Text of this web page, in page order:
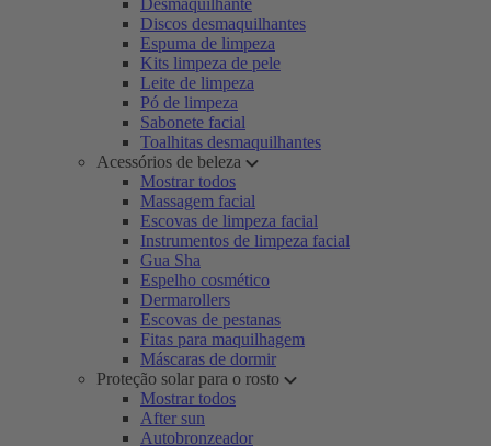
Desmaquilhante
Discos desmaquilhantes
Espuma de limpeza
Kits limpeza de pele
Leite de limpeza
Pó de limpeza
Sabonete facial
Toalhitas desmaquilhantes
Acessórios de beleza
Mostrar todos
Massagem facial
Escovas de limpeza facial
Instrumentos de limpeza facial
Gua Sha
Espelho cosmético
Dermarollers
Escovas de pestanas
Fitas para maquilhagem
Máscaras de dormir
Proteção solar para o rosto
Mostrar todos
After sun
Autobronzeador